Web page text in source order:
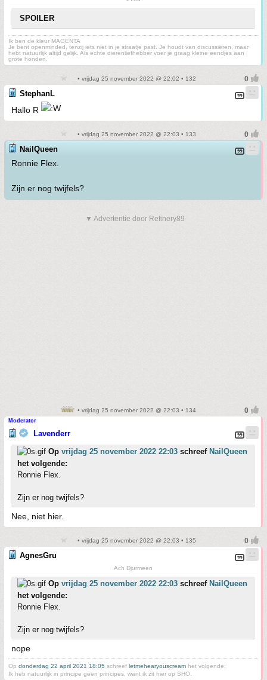
SPOILER
Ik ben de kleur MAGENTA
Je bent openminded, tenzij iets niet in je straatje past. Je houdt van discussiëren, maar
hebt natuurlijk altijd gelijk. Als echte dierenliefhebber voer je graag kleine eendjes aan
grote honden.
• vrijdag 25 november 2022 @ 22:02 • 132
StephanL
Hallo R
• vrijdag 25 november 2022 @ 22:03 • 133
NailQueen
Ronnie Flex.
Zijn er nog twijfels?
▼ Advertentie door Refinery89
• vrijdag 25 november 2022 @ 22:03 • 134
Moderator
Lavenderr
Op vrijdag 25 november 2022 22:03 schreef NailQueen
het volgende:
Ronnie Flex.
Zijn er nog twijfels?
Nee, niet hier.
• vrijdag 25 november 2022 @ 22:03 • 135
AgnesGru
Ach Djurmeen
Op vrijdag 25 november 2022 22:03 schreef NailQueen
het volgende:
Ronnie Flex.
Zijn er nog twijfels?
nope
Op donderdag 22 april 2021 18:05 schreef letmehearyouscream het volgende:
Ik heb natuurlijk in principe geen principes, want ik zit hier op SHO.